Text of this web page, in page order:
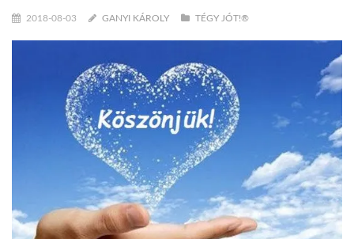
2018-08-03 GANYI KÁROLY TÉGY JÓT!®